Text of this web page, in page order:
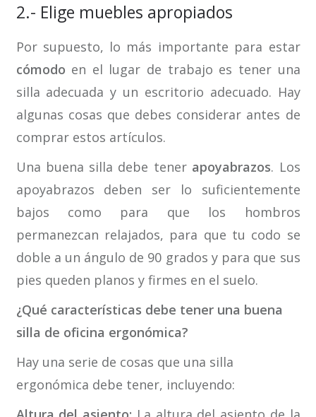
2.- Elige muebles apropiados
Por supuesto, lo más importante para estar
cómodo en el lugar de trabajo es tener una
silla adecuada y un escritorio adecuado. Hay
algunas cosas que debes considerar antes de
comprar estos artículos.
Una buena silla debe tener apoyabrazos. Los
apoyabrazos deben ser lo suficientemente
bajos como para que los hombros
permanezcan relajados, para que tu codo se
doble a un ángulo de 90 grados y para que sus
pies queden planos y firmes en el suelo.
¿Qué características debe tener una buena
silla de oficina ergonómica?
Hay una serie de cosas que una silla
ergonómica debe tener, incluyendo: